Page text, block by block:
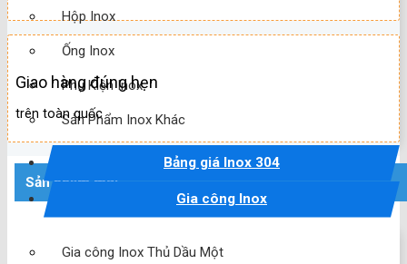
Hộp Inox
Ống Inox
Phụ Kiện Inox
Sản Phẩm Inox Khác
Bảng giá Inox 304
Gia công Inox
Gia công Inox Thủ Dầu Một
Giao hàng đúng hẹn
trên toàn quốc
Sản phẩm mới